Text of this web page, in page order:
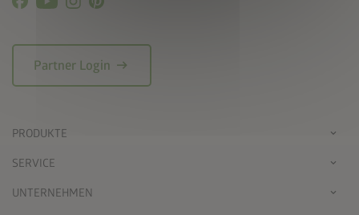
Partner Login arrow_right_alt
PRODUKTE
SERVICE
UNTERNEHMEN